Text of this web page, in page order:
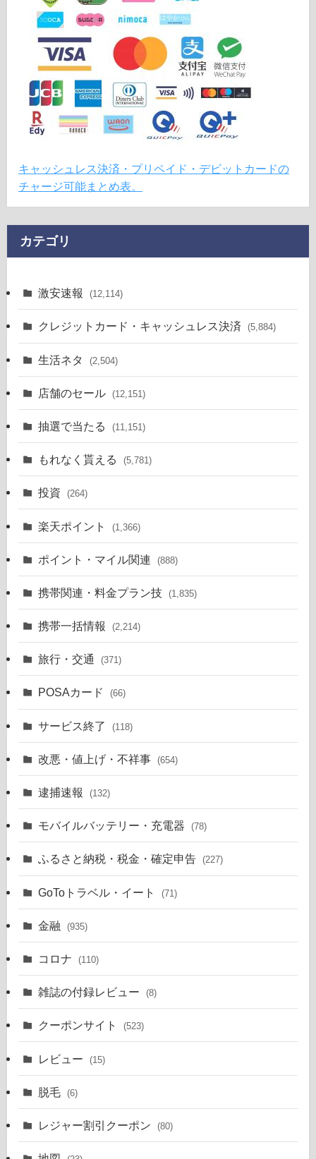
キャッシュレス決済・プリペイド・デビットカードの
チャージ可能まとめ表。
カテゴリ
激安速報 (12,114)
クレジットカード・キャッシュレス決済 (5,884)
生活ネタ (2,504)
店舗のセール (12,151)
抽選で当たる (11,151)
もれなく貰える (5,781)
投資 (264)
楽天ポイント (1,366)
ポイント・マイル関連 (888)
携帯関連・料金プラン技 (1,835)
携帯一括情報 (2,214)
旅行・交通 (371)
POSAカード (66)
サービス終了 (118)
改悪・値上げ・不祥事 (654)
逮捕速報 (132)
モバイルバッテリー・充電器 (78)
ふるさと納税・税金・確定申告 (227)
GoToトラベル・イート (71)
金融 (935)
コロナ (110)
雑誌の付録レビュー (8)
クーポンサイト (523)
レビュー (15)
脱毛 (6)
レジャー割引クーポン (80)